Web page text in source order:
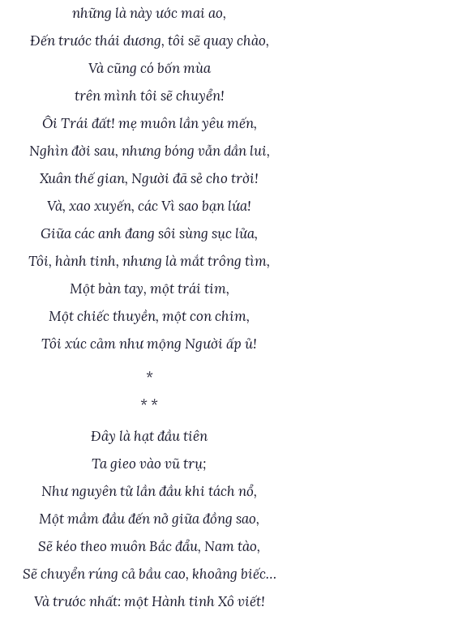
những là này ước mai ao,
Đến trước thái dương, tôi sẽ quay chào,
Và cũng có bốn mùa
trên mình tôi sẽ chuyển!
Ôi Trái đất! mẹ muôn lần yêu mến,
Nghìn đời sau, nhưng bóng vẫn dần lui,
Xuân thế gian, Người đã sẻ cho trời!
Và, xao xuyến, các Vì sao bạn lứa!
Giữa các anh đang sôi sùng sục lửa,
Tôi, hành tinh, nhưng là mắt trông tìm,
Một bàn tay, một trái tim,
Một chiếc thuyền, một con chim,
Tôi xúc cảm như mộng Người ấp ủ!
*
* *
Đây là hạt đầu tiên
Ta gieo vào vũ trụ;
Như nguyên tử lần đầu khi tách nổ,
Một mầm đầu đến nở giữa đồng sao,
Sẽ kéo theo muôn Bắc đẩu, Nam tào,
Sẽ chuyển rúng cả bầu cao, khoảng biếc…
Và trước nhất: một Hành tinh Xô viết!